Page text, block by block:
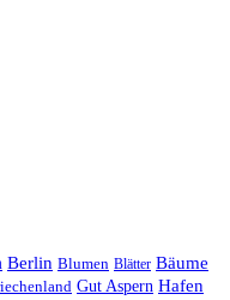
Berlin Blumen Blätter Bäume
Gut Aspern Hafen